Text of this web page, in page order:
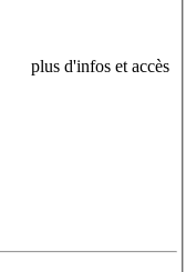
plus d'infos et accès